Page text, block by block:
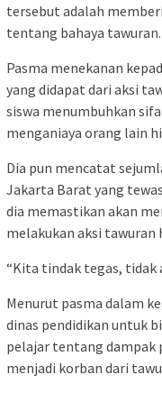
tersebut adalah
tentang bahaya tawuran.
Pasma menekanan
yang didapat dari aksi
siswa menumbuhkan
menganiaya orang lain
Dia pun mencatat
Jakarta Barat yang
dia memastikan akan
melakukan aksi
“Kita tindak tegas, tidak
Menurut pasma dalam
dinas pendidikan untuk
pelajar tentang dampak
menjadi korban dari